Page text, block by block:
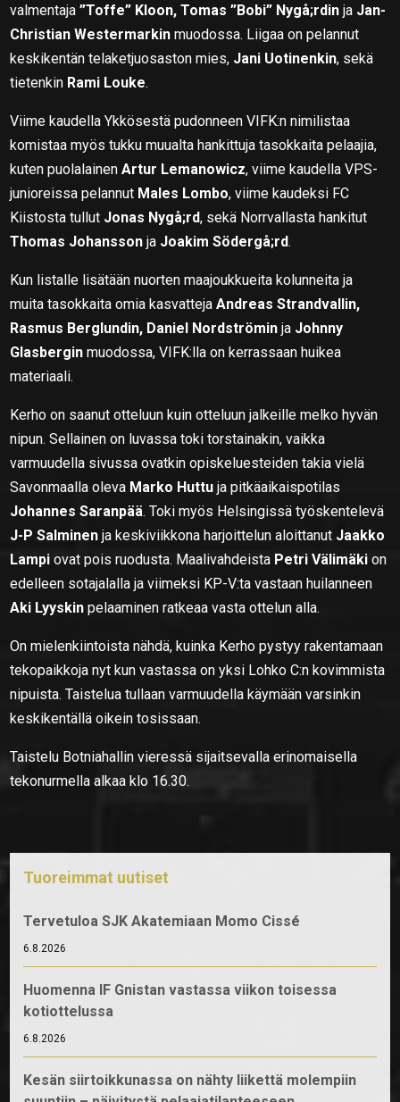
valmentaja”Toffe” Kloon, Tomas ”Bobi” Nygå;rdin ja Jan-
Christian Westermarkin muodossa. Liigaa on pelannut
keskikentän telaketjuosaston mies, Jani Uotinenkin, sekä
tietenkin Rami Louke.
Viime kaudella Ykkösestä pudonneen VIFK:n nimilistaa
komistaa myös tukku muualta hankittuja tasokkaita pelaajia,
kuten puolalainenArtur Lemanowicz, viime kaudella VPS-
junioreissa pelannut Males Lombo, viime kaudeksi FC
Kiistosta tullut Jonas Nygå;rd, sekä Norrvallasta hankitut
Thomas Johansson ja Joakim Södergå;rd.
Kun listalle lisätään nuorten maajoukkueita kolunneita ja
muita tasokkaita omia kasvattejaAndreas Strandvallin,
Rasmus Berglundin, Daniel Nordströmin ja Johnny
Glasbergin muodossa, VIFK:lla on kerrassaan huikea
materiaali.
Kerho on saanut otteluun kuin otteluun jalkeille melko hyvän
nipun. Sellainen on luvassa toki torstainakin, vaikka
varmuudella sivussa ovatkin opiskeluesteiden takia vielä
Savonmaalla oleva Marko Huttu ja pitkäaikaispotilas
Johannes Saranpää. Toki myös Helsingissä työskentelevä
J-P Salminen ja keskiviikkona harjoittelun aloittanut Jaakko
Lampi ovat pois ruodusta. Maalivahdeista Petri Välimäki on
edelleen sotajalalla ja viimeksi KP-V:ta vastaan huilanneen
Aki Lyyskinpelaaminen ratkeaa vasta ottelun alla.
On mielenkiintoista nähdä, kuinka Kerho pystyy rakentamaan
tekopaikkoja nyt kun vastassa on yksi Lohko C:n kovimmista
nipuista. Taistelua tullaan varmuudella käymään varsinkin
keskikentällä oikein tosissaan.
Taistelu Botniahallin vieressä sijaitsevalla erinomaisella
tekonurmella alkaa klo 16.30.
Tuoreimmat uutiset
Tervetuloa SJK Akatemiaan Momo Cissé
6.8.2026
Huomenna IF Gnistan vastassa viikon toisessa
kotiottelussa
6.8.2026
Kesän siirtoikkunassa on nähty liikettä molempiin